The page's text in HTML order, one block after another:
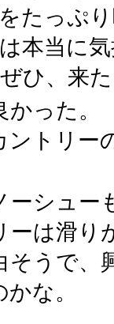
たっぷ
本当に
ひ、来
った。
ントリー
ーシュー
ーは滑り
そうで
な。